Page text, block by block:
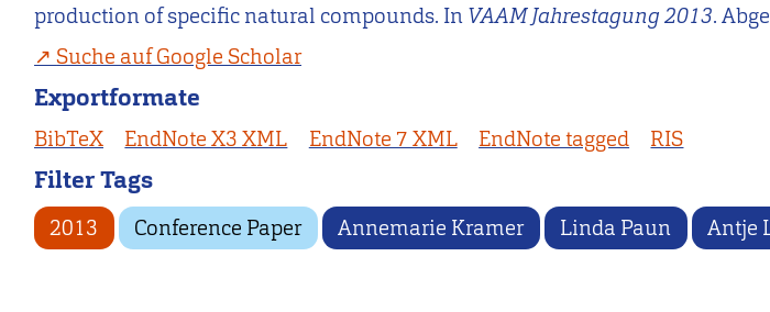
production of specific natural compounds. In VAAM Jahrestagung 2013.
Suche auf Google Scholar
Exportformate
BibTeX EndNote X3 XML EndNote 7 XML EndNote tagged RIS
Filter Tags
2013 Conference Paper Annemarie Kramer Linda Paun Antje